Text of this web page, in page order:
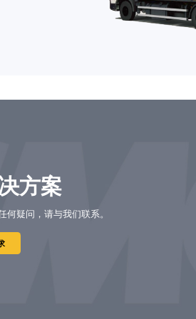
方案
疑问，请与我们联系。